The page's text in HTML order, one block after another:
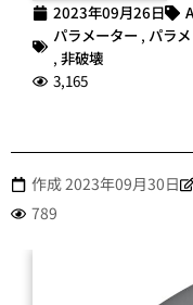
2023年09月26日
パラメーター , パラ
, 非破壊
3,165
作成2023年09月30日
789